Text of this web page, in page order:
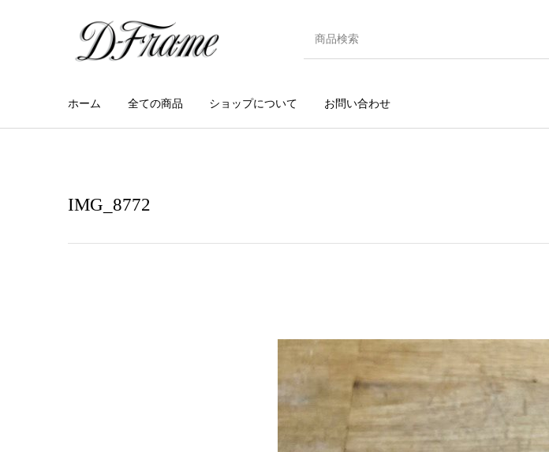
ホーム 全ての商品 ショップについて お問い合わせ
IMG_8772